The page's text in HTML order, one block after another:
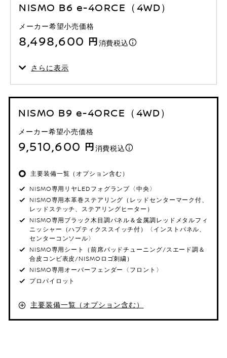
NISMO B6 e-4ORCE（4WD）
メーカー希望小売価格
8,498,600 円消費税込
さらに表示
NISMO B9 e-4ORCE（4WD）
メーカー希望小売価格
9,510,600 円消費税込
主要装備一覧（オプション含む）
NISMO専用リヤLEDフォグランプ〈中央〉
NISMO専用本革巻ステアリング（レッドセンターマーク付、
レッドステッチ、ステアリングヒーター）
NISMO専用ブラック木目調パネル＆金属調レッドメタルフィ
ニッシャー（ハプティクススイッチ付）〈インストパネル、
センターコンソール〉
NISMO専用シート（前席パッドチューニング/スエード調＆
合皮コンビ表皮/NISMOロゴ刺繍）
NISMO専用オーバーフェンダー〈フロント〉
プロパイロット
主要装備一覧（オプション含む）